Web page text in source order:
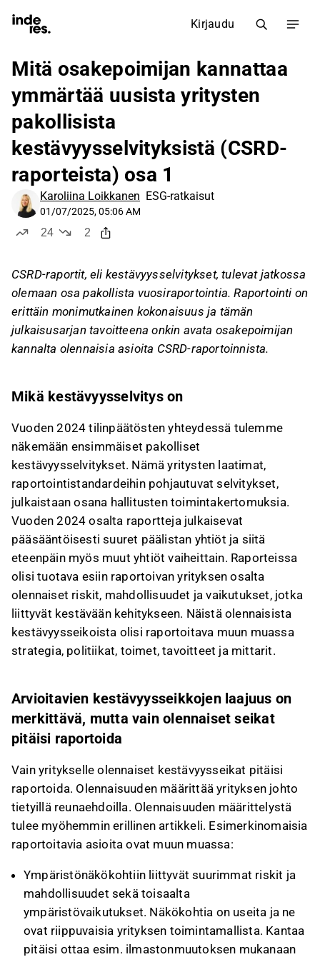
Kirjaudu
Mitä osakepoimijan kannattaa
ymmärtää uusista yritysten
pakollisista
kestävyysselvityksistä (CSRD-
raporteista) osa 1
Karoliina Loikkanen ESG-ratkaisut
01/07/2025, 05:06 AM
24
2
CSRD-raportit, eli kestävyysselvitykset, tulevat jatkossa
olemaan osa pakollista vuosiraportointia. Raportointi on
erittäin monimutkainen kokonaisuus ja tämän
julkaisusarjan tavoitteena onkin avata osakepoimijan
kannalta olennaisia asioita CSRD-raportoinnista.
Mikä kestävyysselvitys on
Vuoden 2024 tilinpäätösten yhteydessä tulemme
näkemään ensimmäiset pakolliset
kestävyysselvitykset. Nämä yritysten laatimat,
raportointistandardeihin pohjautuvat selvitykset,
julkaistaan osana hallitusten toimintakertomuksia.
Vuoden 2024 osalta raportteja julkaisevat
pääsääntöisesti suuret päälistan yhtiöt ja siitä
eteenpäin myös muut yhtiöt vaiheittain. Raporteissa
olisi tuotava esiin raportoivan yrityksen osalta
olennaiset riskit, mahdollisuudet ja vaikutukset, jotka
liittyvät kestävään kehitykseen. Näistä olennaisista
kestävyysseikoista olisi raportoitava muun muassa
strategia, politiikat, toimet, tavoitteet ja mittarit.
Arvioitavien kestävyysseikkojen laajuus on
merkittävä, mutta vain olennaiset seikat
pitäisi raportoida
Vain yritykselle olennaiset kestävyysseikat pitäisi
raportoida. Olennaisuuden määrittää yrityksen johto
tietyillä reunaehdoilla. Olennaisuuden määrittelystä
tulee myöhemmin erillinen artikkeli. Esimerkinomaisia
raportoitavia asioita ovat muun muassa:
Ympäristönäkökohtiin liittyvät suurimmat riskit ja
mahdollisuudet sekä toisaalta
ympäristövaikutukset. Näkökohtia on useita ja ne
ovat riippuvaisia yrityksen toimintamallista. Kantaa
pitäisi ottaa esim. ilmastonmuutoksen mukanaan